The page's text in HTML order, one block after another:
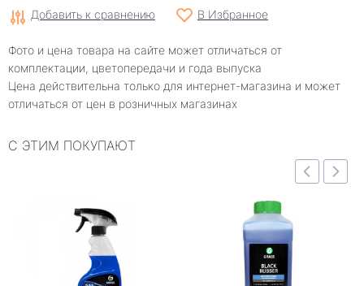
Добавить к сравнению В Избранное
Фото и цена товара на сайте может отличаться от
комплектации, цветопередачи и года выпуска
Цена действительна только для интернет-магазина и может
отличаться от цен в розничных магазинах
С ЭТИМ ПОКУПАЮТ
Быстрый просмотр